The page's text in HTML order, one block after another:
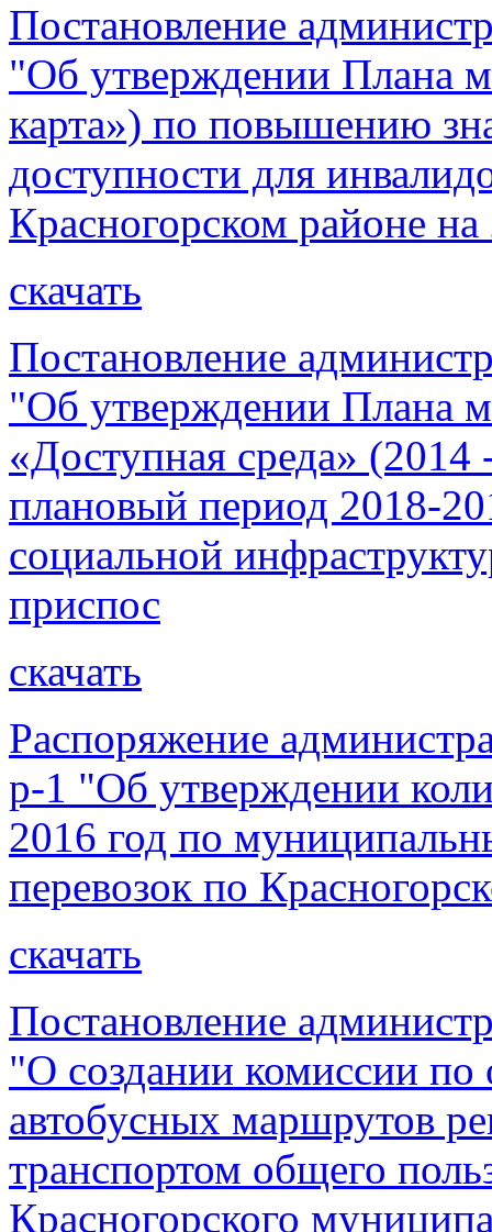
Постановление
"Об утверждении Плана
карта») по повышению
доступности для
Красногорском районе
скачать
Постановление
"Об утверждении Плана
«Доступная среда»
плановый период 2018-
социальной
приспос
скачать
Распоряжение
р-1 "Об утверждении
2016 год по
перевозок по
скачать
Постановление
"О создании комиссии
автобусных маршрутов
транспортом общего
Красногорского